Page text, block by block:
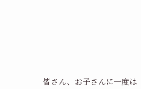
皆さん、お子さんに一度は